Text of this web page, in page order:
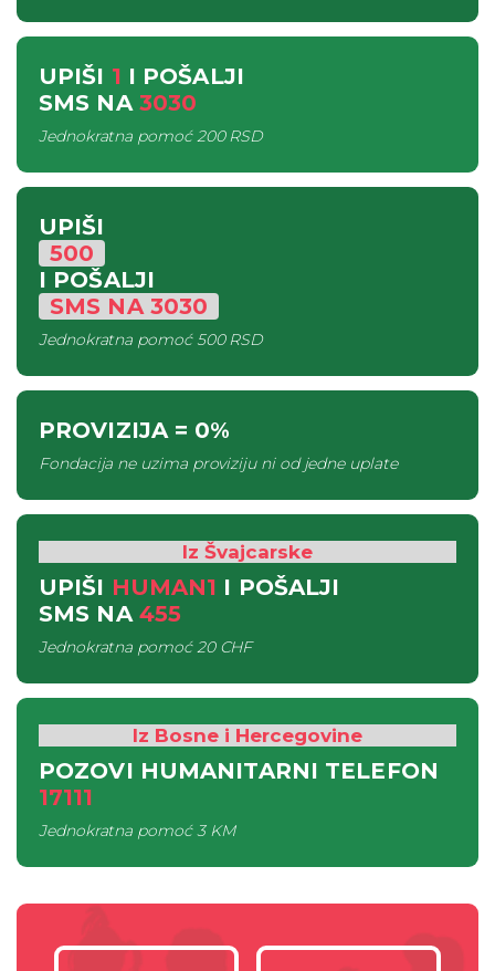
UPIŠI 1 I POŠALJI
SMS NA 3030
Jednokratna pomoć200 RSD
UPIŠI
500
I POŠALJI
SMS NA3030
Jednokratna pomoć500 RSD
PROVIZIJA= 0%
Fondacija ne uzima proviziju ni od jedne uplate
Iz Švajcarske
UPIŠI HUMAN1 I POŠALJI
SMS NA 455
Jednokratna pomoć20 CHF
Iz Bosne i Hercegovine
POZOVI HUMANITARNI TELEFON
17111
Jednokratna pomoć3 KM